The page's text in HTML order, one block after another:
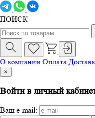
ПОИСК
О компании Оплата
×
Войти в личный
Ваш e-mail: